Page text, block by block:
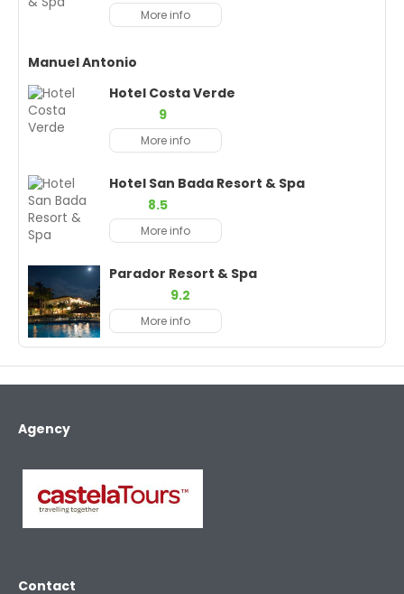
More info
Manuel Antonio
Hotel Costa Verde
9
More info
Hotel San Bada Resort & Spa
8.5
More info
Parador Resort & Spa
9.2
More info
Agency
Contact